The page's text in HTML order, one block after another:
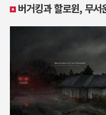
버거킹과 할로윈, 무서